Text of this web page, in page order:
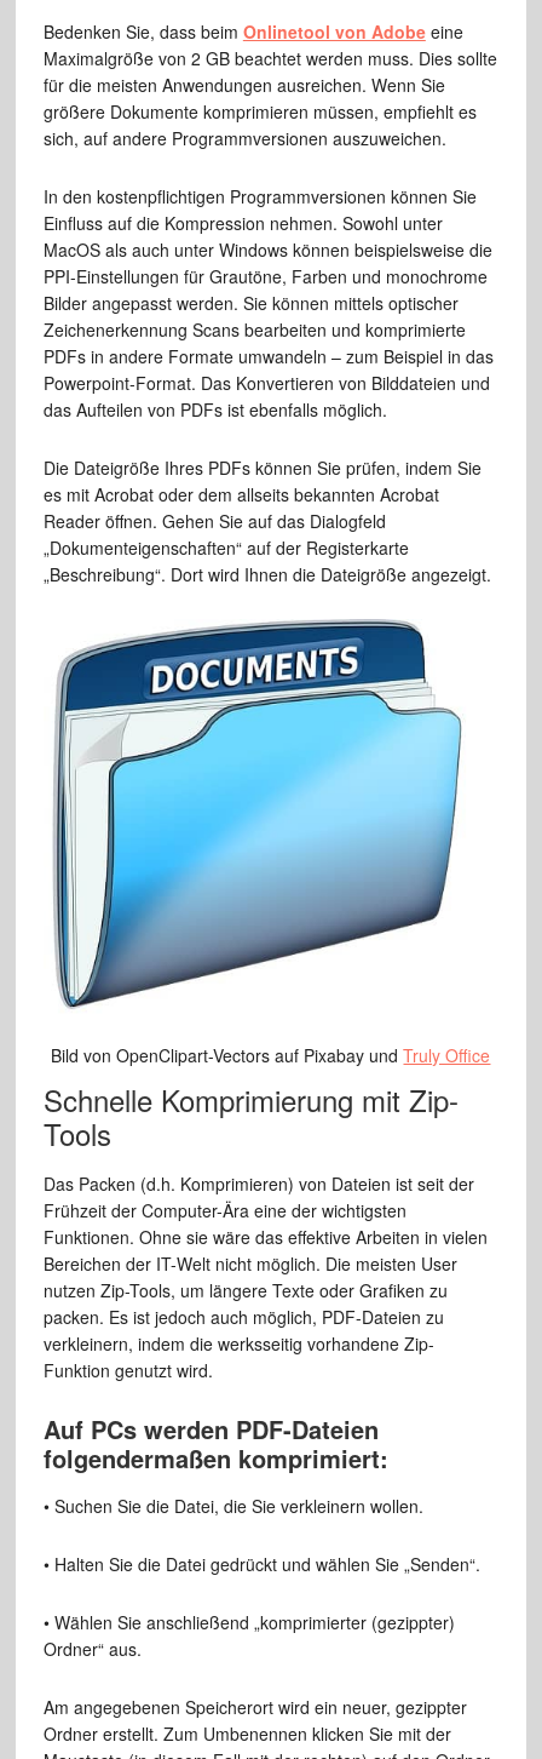
Bedenken Sie, dass beim Onlinetool von Adobeeine
Maximalgröße von 2 GB beachtet werden muss. Dies sollte
für die meisten Anwendungen ausreichen. Wenn Sie
größere Dokumente komprimieren müssen, empfiehlt es
sich, auf andere Programmversionen auszuweichen.
In den kostenpflichtigen Programmversionen können Sie
Einfluss auf die Kompression nehmen. Sowohl unter
MacOS als auch unter Windows können beispielsweise die
PPI-Einstellungen für Grautöne, Farben und monochrome
Bilder angepasst werden. Sie können mittels optischer
Zeichenerkennung Scans bearbeiten und komprimierte
PDFs in andere Formate umwandeln – zum Beispiel in das
Powerpoint-Format. Das Konvertieren von Bilddateien und
das Aufteilen von PDFs ist ebenfalls möglich.
Die Dateigröße Ihres PDFs können Sie prüfen, indem Sie
es mit Acrobat oder dem allseits bekannten Acrobat
Reader öffnen. Gehen Sie auf das Dialogfeld
„Dokumenteigenschaften“ auf der Registerkarte
„Beschreibung“. Dort wird Ihnen die Dateigröße angezeigt.
Bild von OpenClipart-Vectors auf Pixabay undTruly Office
Schnelle Komprimierung mit Zip-
Tools
Das Packen (d.h. Komprimieren) von Dateien ist seit der
Frühzeit der Computer-Ära eine der wichtigsten
Funktionen. Ohne sie wäre das effektive Arbeiten in vielen
Bereichen der IT-Welt nicht möglich. Die meisten User
nutzen Zip-Tools, um längere Texte oder Grafiken zu
packen. Es ist jedoch auch möglich, PDF-Dateien zu
verkleinern, indem die werksseitig vorhandene Zip-
Funktion genutzt wird.
Auf PCs werden PDF-Dateien
folgendermaßen komprimiert:
• Suchen Sie die Datei, die Sie verkleinern wollen.
• Halten Sie die Datei gedrückt und wählen Sie „Senden“.
• Wählen Sie anschließend „komprimierter (gezippter)
Ordner“ aus.
Am angegebenen Speicherort wird ein neuer, gezippter
Ordner erstellt. Zum Umbenennen klicken Sie mit der